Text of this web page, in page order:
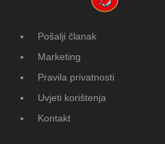
Pošalji članak
Marketing
Pravila privatnosti
Uvjeti korištenja
Kontakt